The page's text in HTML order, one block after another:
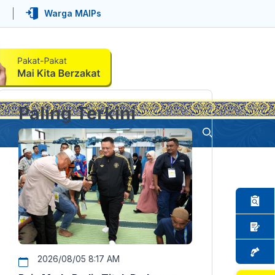
Warga MAIPs
Paling Terkini
2026/08/05 8:17 AM